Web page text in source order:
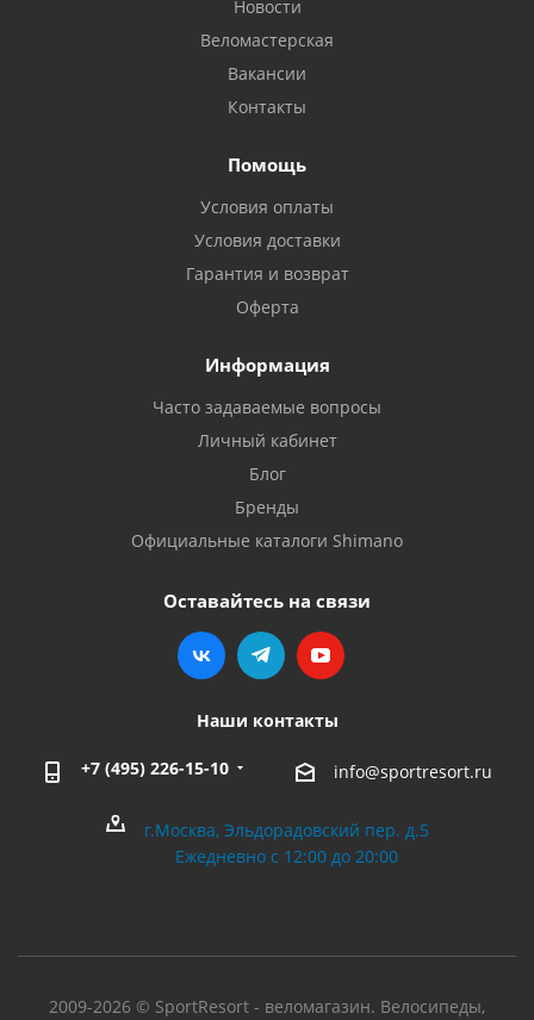
Новости
Веломастерская
Вакансии
Контакты
Помощь
Условия оплаты
Условия доставки
Гарантия и возврат
Оферта
Информация
Часто задаваемые вопросы
Личный кабинет
Блог
Бренды
Официальные каталоги Shimano
Оставайтесь на связи
Наши контакты
+7 (495) 226-15-10 info@sportresort.ru
г.Москва, Эльдорадовский пер. д.5
Ежедневно с 12:00 до 20:00
2009-2026 © SportResort - веломагазин. Велосипеды,